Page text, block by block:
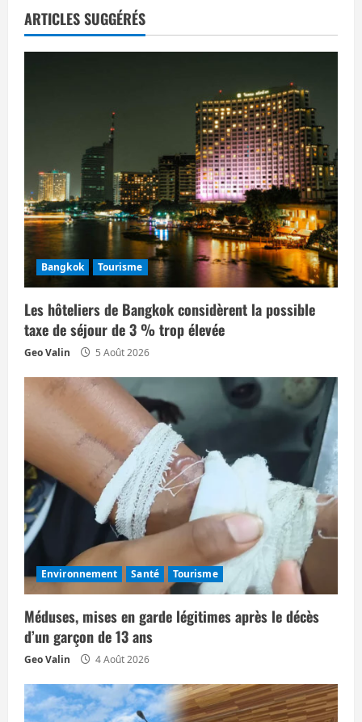
a
t
d
’
a
r
t
i
c
l
e
ARTICLES SUGGÉRÉS
Bangkok Tourisme
Les hôteliers de Bangkok considèrent la possible
taxe de séjour de 3 % trop élevée
Geo Valin 5 Août 2026
Environnement Santé Tourisme
Méduses, mises en garde légitimes après le décès
d’un garçon de 13 ans
Geo Valin 4 Août 2026